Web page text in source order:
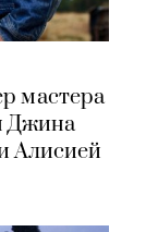
мастера
Джина
Алисией